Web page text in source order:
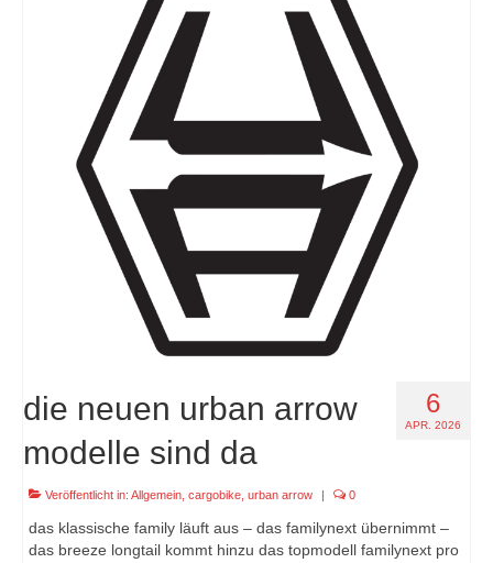
6
APR. 2026
die neuen urban arrow
modelle sind da
Veröffentlicht in: Allgemein cargobike urban arrow 0
das klassische family läuft aus – das familynext übernimmt –
das breeze longtail kommt hinzu das topmodell familynext pro